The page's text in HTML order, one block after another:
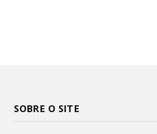
SOBRE O SITE